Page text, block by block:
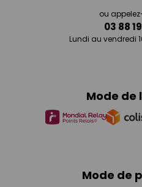
Mode de
Mode de
ou
03 88
Lundi au vendredi